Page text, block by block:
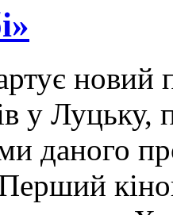
новий
у Луцьку,
даного